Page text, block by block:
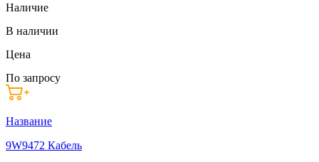
Наличие
В наличии
Цена
По запросу
Название
9W9472 Кабель